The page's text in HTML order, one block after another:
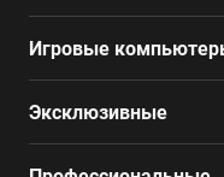
Игровые
Эксклюзивные